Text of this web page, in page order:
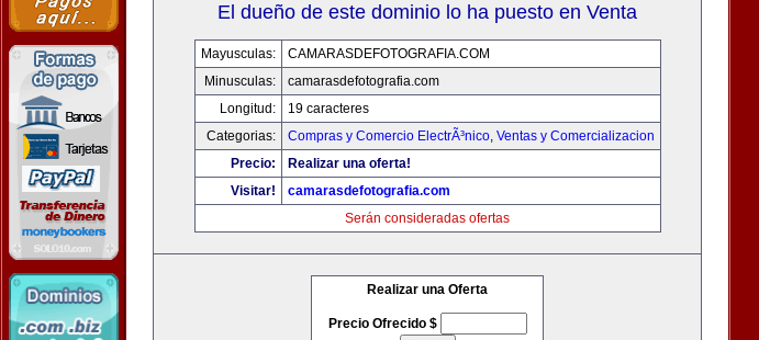
El dueño de este dominio lo ha puesto en Venta
Mayusculas:
CAMARASDEFOTOGRAFIA.COM
Minusculas:
camarasdefotografia.com
Longitud:
19 caracteres
Categorias:
Compras y Comercio ElectrÃ³nico, Ventas y Comercializacion
Precio:
Realizar una oferta!
Visitar!
camarasdefotografia.com
Serán consideradas ofertas
Realizar una Oferta
Precio Ofrecido $